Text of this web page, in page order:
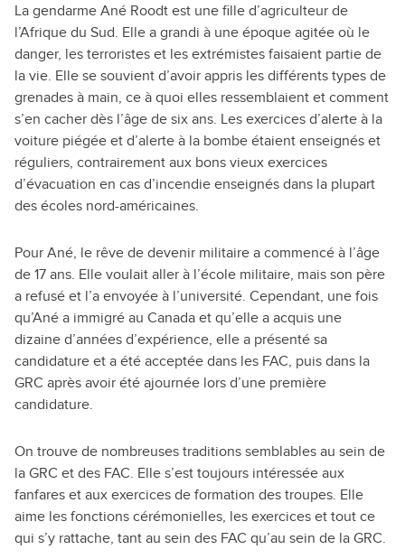
La gendarme Ané Roodt est une fille d’agriculteur de
l’Afrique du Sud. Elle a grandi à une époque agitée où le
danger, les terroristes et les extrémistes faisaient partie de
la vie. Elle se souvient d’avoir appris les différents types de
grenades à main, ce à quoi elles ressemblaient et comment
s’en cacher dès l’âge de six ans. Les exercices d’alerte à la
voiture piégée et d’alerte à la bombe étaient enseignés et
réguliers, contrairement aux bons vieux exercices
d’évacuation en cas d’incendie enseignés dans la plupart
des écoles nord-américaines.
Pour Ané, le rêve de devenir militaire a commencé à l’âge
de 17 ans. Elle voulait aller à l’école militaire, mais son père
a refusé et l’a envoyée à l’université. Cependant, une fois
qu’Ané a immigré au Canada et qu’elle a acquis une
dizaine d’années d’expérience, elle a présenté sa
candidature et a été acceptée dans les FAC, puis dans la
GRC après avoir été ajournée lors d’une première
candidature.
On trouve de nombreuses traditions semblables au sein de
la GRC et des FAC. Elle s’est toujours intéressée aux
fanfares et aux exercices de formation des troupes. Elle
aime les fonctions cérémonielles, les exercices et tout ce
qui s’y rattache, tant au sein des FAC qu’au sein de la GRC.